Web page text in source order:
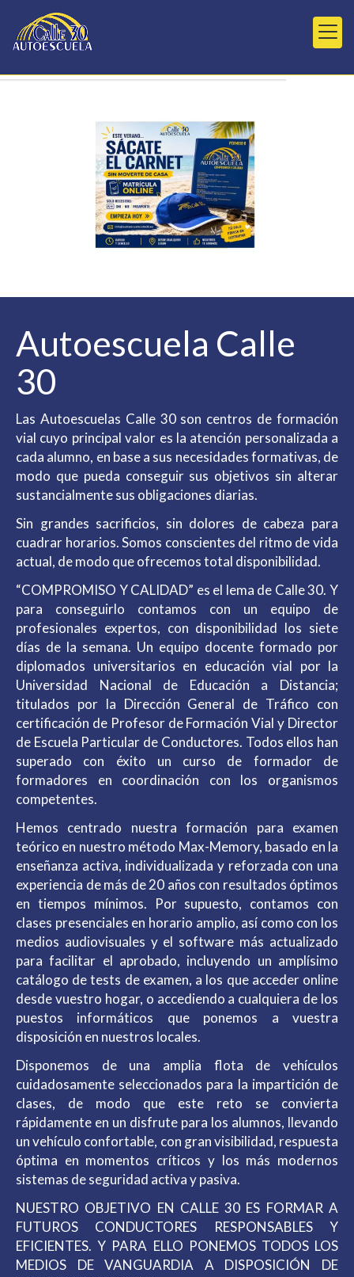
Autoescuelas Calle
Autoescuela Calle
30
Las Autoescuelas Calle 30 son centros de formación
vial cuyo principal valor es la atención personalizada a
cada alumno, en base a sus necesidades formativas, de
modo que pueda conseguir sus objetivos sin alterar
sustancialmente sus obligaciones diarias.
Sin grandes sacrificios, sin dolores de cabeza para
cuadrar horarios. Somos conscientes del ritmo de vida
actual, de modo que ofrecemos total disponibilidad.
“COMPROMISO Y CALIDAD” es el lema de Calle 30. Y
para conseguirlo contamos con un equipo de
profesionales expertos, con disponibilidad los siete
días de la semana. Un equipo docente formado por
diplomados universitarios en educación vial por la
Universidad Nacional de Educación a Distancia;
titulados por la Dirección General de Tráfico con
certificación de Profesor de Formación Vial y Director
de Escuela Particular de Conductores. Todos ellos han
superado con éxito un curso de formador de
formadores en coordinación con los organismos
competentes.
Hemos centrado nuestra formación para examen
teórico en nuestro método Max-Memory, basado en la
enseñanza activa, individualizada y reforzada con una
experiencia de más de 20 años con resultados óptimos
en tiempos mínimos. Por supuesto, contamos con
clases presenciales en horario amplio, así como con los
medios audiovisuales y el software más actualizado
para facilitar el aprobado, incluyendo un amplísimo
catálogo de tests de examen, a los que acceder online
desde vuestro hogar, o accediendo a cualquiera de los
puestos informáticos que ponemos a vuestra
disposición en nuestros locales.
Disponemos de una amplia flota de vehículos
cuidadosamente seleccionados para la impartición de
clases, de modo que este reto se convierta
rápidamente en un disfrute para los alumnos, llevando
un vehículo confortable, con gran visibilidad, respuesta
óptima en momentos críticos y los más modernos
sistemas de seguridad activa y pasiva.
NUESTRO OBJETIVO EN CALLE 30 ES FORMAR A
FUTUROS CONDUCTORES RESPONSABLES Y
EFICIENTES. Y PARA ELLO PONEMOS TODOS LOS
MEDIOS DE VANGUARDIA A DISPOSICIÓN DE